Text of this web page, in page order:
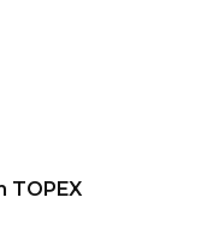
TOPEX